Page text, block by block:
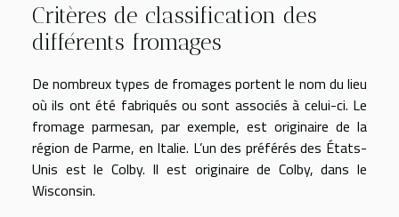
Critères de classification des
différents fromages
De nombreux types de fromages portent le nom du lieu
où ils ont été fabriqués ou sont associés à celui-ci. Le
fromage parmesan, par exemple, est originaire de la
région de Parme, en Italie. L’un des préférés des États-
Unis est le Colby. Il est originaire de Colby, dans le
Wisconsin.